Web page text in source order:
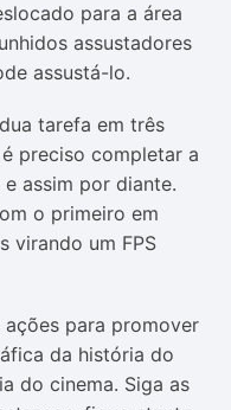
para a área
assustadores
assustá-lo.
tarefa em três
preciso completar a
assim por diante.
o primeiro em
virando um FPS
para promover
da história do
do cinema. Siga as